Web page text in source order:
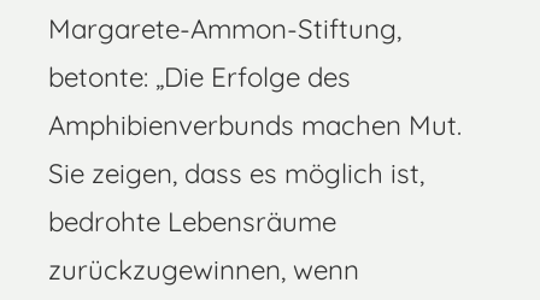
Margarete-Ammon-Stiftung,
betonte: „Die Erfolge des
Amphibienverbunds machen Mut.
Sie zeigen, dass es möglich ist,
bedrohte Lebensräume
zurückzugewinnen, wenn